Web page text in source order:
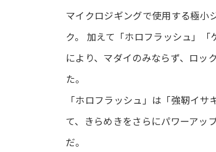
マイクロジギングで使用する極小
ク。 加えて「ホロフラッシュ」
により、マダイのみならず、ロッ
た。
「ホロフラッシュ」は「強靭イ
て、きらめきをさらにパワーアッ
だ。